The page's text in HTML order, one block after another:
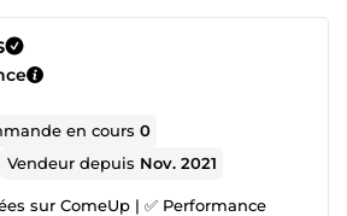
en cours0
Vendeur depuis Nov. 2021
sur ComeUp | ✅ Performance